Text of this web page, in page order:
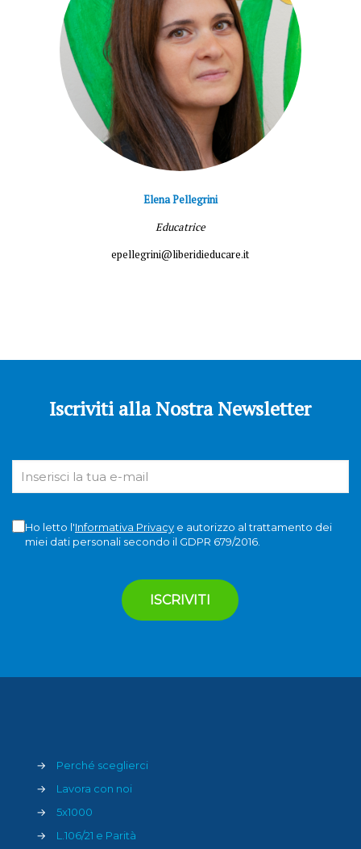
Elena Pellegrini
Educatrice
epellegrini@liberidieducare.it
Iscriviti alla Nostra Newsletter
Ho letto l'Informativa Privacye autorizzo al trattamento dei
miei dati personali secondo il GDPR 679/2016.
→
Perché sceglierci
→
Lavora con noi
→
5x1000
→
L.106/21 e Parità